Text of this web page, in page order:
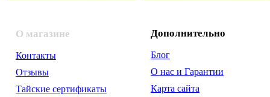
О магазине
Контакты
Отзывы
Тайские сертификаты
Дополнительно
Блог
О нас и Гарантии
Карта сайта